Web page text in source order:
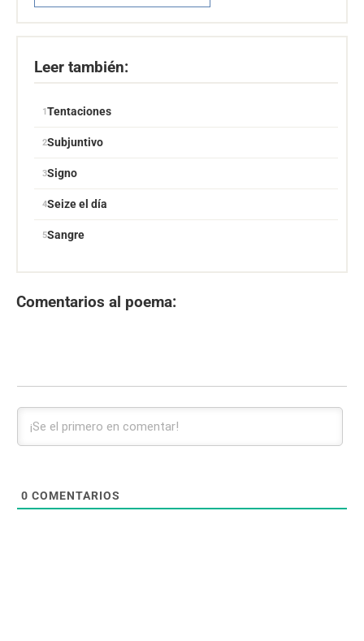
Leer también:
Tentaciones
Subjuntivo
Signo
Seize el día
Sangre
Comentarios al poema:
0 COMENTARIOS